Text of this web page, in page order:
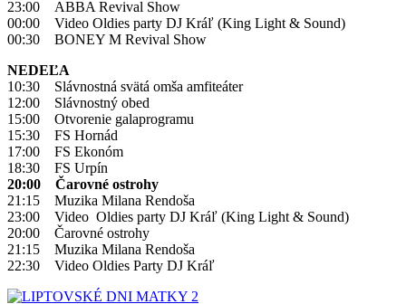
23:00 ABBA Revival Show
00:00 Video Oldies party DJ Kráľ (King Light & Sound)
00:30 BONEY M Revival Show
NEDEĽA
10:30 Slávnostná svätá omša amfiteáter
12:00 Slávnostný obed
15:00 Otvorenie galaprogramu
15:30 FS Hornád
17:00 FS Ekonóm
18:30 FS Urpín
20:00 Čarovné ostrohy
21:15 Muzika Milana Rendoša
23:00 Video Oldies party DJ Kráľ (King Light & Sound)
20:00 Čarovné ostrohy
21:15 Muzika Milana Rendoša
22:30 Video Oldies Party DJ Kráľ